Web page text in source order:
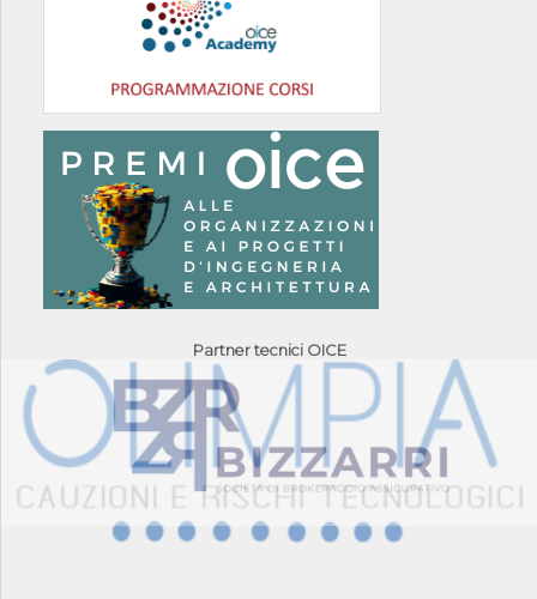
Partner tecnici OICE